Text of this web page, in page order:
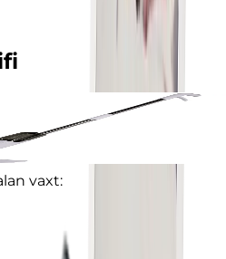
vaxt: